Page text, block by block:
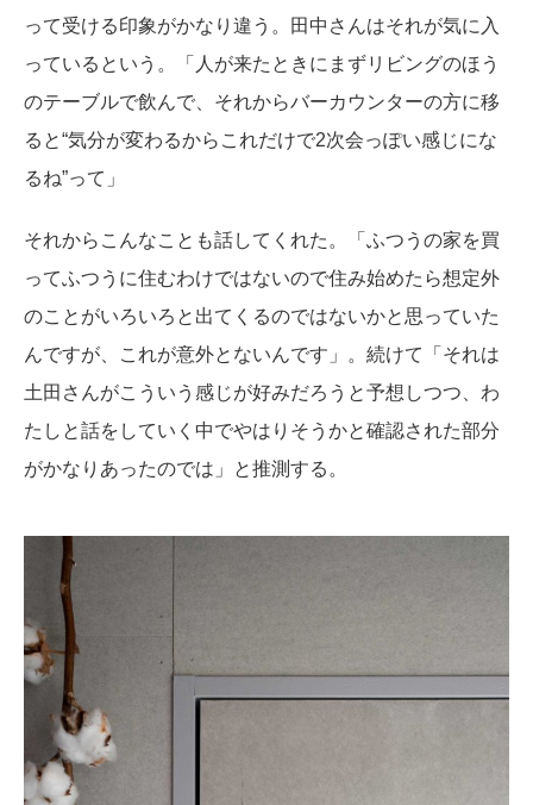
って受ける印象がかなり違う。田中さんはそれが気に入
っているという。「人が来たときにまずリビングのほう
のテーブルで飲んで、それからバーカウンターの方に移
ると“気分が変わるからこれだけで2次会っぽい感じにな
るね”って」
それからこんなことも話してくれた。「ふつうの家を買
ってふつうに住むわけではないので住み始めたら想定外
のことがいろいろと出てくるのではないかと思っていた
んですが、これが意外とないんです」。続けて「それは
土田さんがこういう感じが好みだろうと予想しつつ、わ
たしと話をしていく中でやはりそうかと確認された部分
がかなりあったのでは」と推測する。